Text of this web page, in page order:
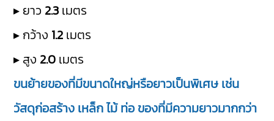
▸ ยาว 2.3 เมตร
▸ กว้าง 1.2 เมตร
▸ สูง 2.0 เมตร
ขนย้ายของที่มีขนาดใหญ่หรือยาวเป็นพิเศษ เช่น
วัสดุก่อสร้าง เหล็ก ไม้ ท่อ ของที่มีความยาวมากกว่า